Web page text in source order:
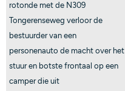
rotonde met de N309
Tongerenseweg verloor de
bestuurder van een
personenauto de macht over het
stuur en botste frontaal op een
camper die uit